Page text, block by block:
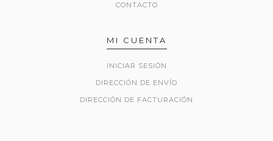
CONTACTO
MI CUENTA
INICIAR SESIÓN
DIRECCIÓN DE ENVÍO
DIRECCIÓN DE FACTURACIÓN